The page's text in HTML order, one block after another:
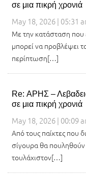
σε μια πικρή χρονιά
May 18, 2026 | 05:31
Με την κατάσταση που
μπορεί να προβλέψει
περίπτωση[…]
Re: ΑΡΗΣ –
σε μια πικρή χρονιά
May 18, 2026 | 00:09
Από τους παίκτες που
σίγουρα θα πουληθούν
τουλάχιστον[…]